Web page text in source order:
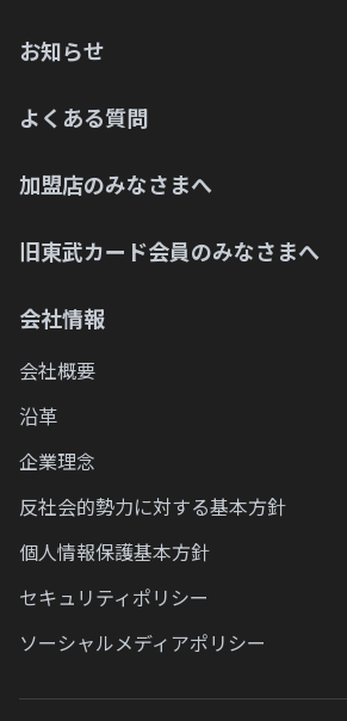
お知らせ
よくある質問
加盟店のみなさまへ
旧東武カード会員のみなさまへ
会社情報
会社概要
沿革
企業理念
反社会的勢力に対する基本方針
個人情報保護基本方針
セキュリティポリシー
ソーシャルメディアポリシー